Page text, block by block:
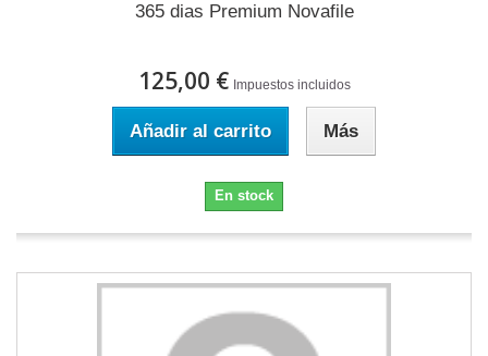
365 dias Premium Novafile
125,00 € Impuestos incluidos
Añadir al carrito Más
En stock